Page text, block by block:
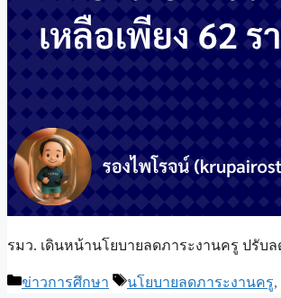
รมว. เดินหน้านโยบายลดภาระงานครู ปรับ
Categories
ข่าวการศึกษา Tags
นโยบายลดภาระงานครู,